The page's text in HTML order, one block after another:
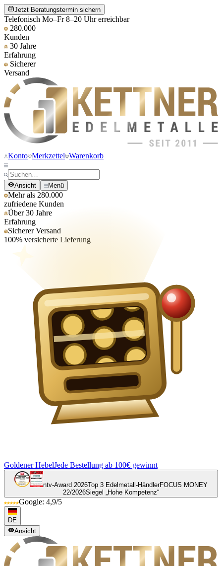
Jetzt Beratungstermin sichern
Telefonisch Mo–Fr 8–20 Uhr erreichbar
280.000
Kunden
30 Jahre
Erfahrung
Sicherer
Versand
Konto Merkzettel Warenkorb
Ansicht Menü
Mehr als 280.000
zufriedene Kunden
Über 30 Jahre
Erfahrung
Sicherer Versand
100% versicherte Lieferung
Goldener HebelJede Bestellung ab 100€ gewinnt
ntv-Award 2026Top 3 Edelmetall-HändlerFOCUS MONEY
22/2026Siegel „Hohe Kompetenz“
Google: 4,9/5
DE
Ansicht